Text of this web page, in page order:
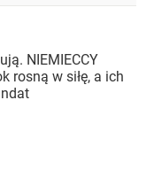
NIEMIECCY
rosną w siłę, a ich